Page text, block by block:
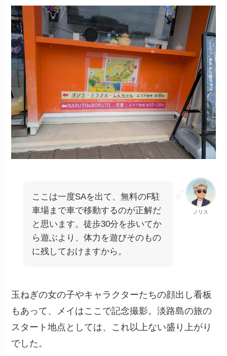
ノリス
ここは一度SAを出て、無料のF駐
車場まで車で移動するのが正解だ
と思います。徒歩30分を歩いてか
ら遊ぶより、体力を遊びそのもの
に残しておけますから。
玉ねぎの女の子やキャラクターたちの顔出し看板
もあって、メイはここで記念撮影。淡路島の旅の
スタート地点としては、これ以上ない盛り上がり
でした。